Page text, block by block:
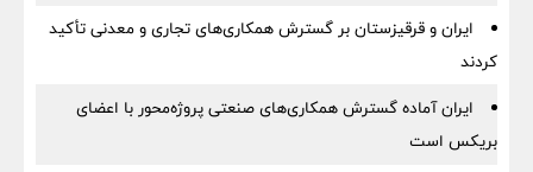
ایران و قرقیزستان بر گسترش همکاری‌های تجاری و معدنی تأکید
کردند
ایران آماده گسترش همکاری‌های صنعتی پروژه‌محور با اعضای
بریکس است